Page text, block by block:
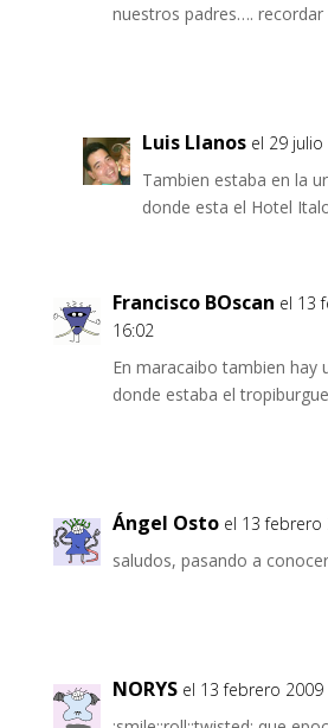
nuestros padres…. recordar
Luis Llanos el 29
Tambien estaba en la
donde esta el Hotel
Francisco BOscan el 13
16:02
En maracaibo tambien hay
donde estaba el
Ángel Osto el 13 febrero
saludos, pasando a
NORYS el 13 febrero 2009